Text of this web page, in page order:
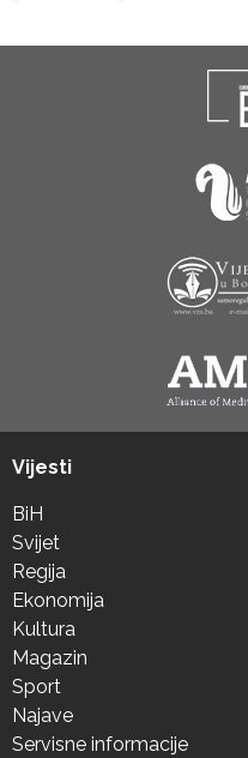
Vijesti
BiH
Svijet
Regija
Ekonomija
Kultura
Magazin
Sport
Najave
Servisne informacije